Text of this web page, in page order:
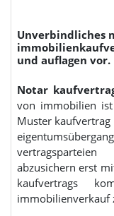
Unverbindliches
und auflagen vor.
Notar
von immobilien
Muster kaufvertrag
abzusichern erst
kaufvertrags
immobilienverkauf